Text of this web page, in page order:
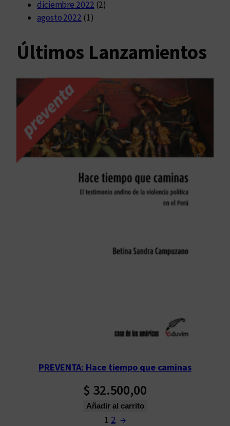
diciembre 2022 (2)
agosto 2022 (1)
Últimos Lanzamientos
PREVENTA: Hace tiempo que caminas
$ 32.500,00
Añadir al carrito
1 2 →